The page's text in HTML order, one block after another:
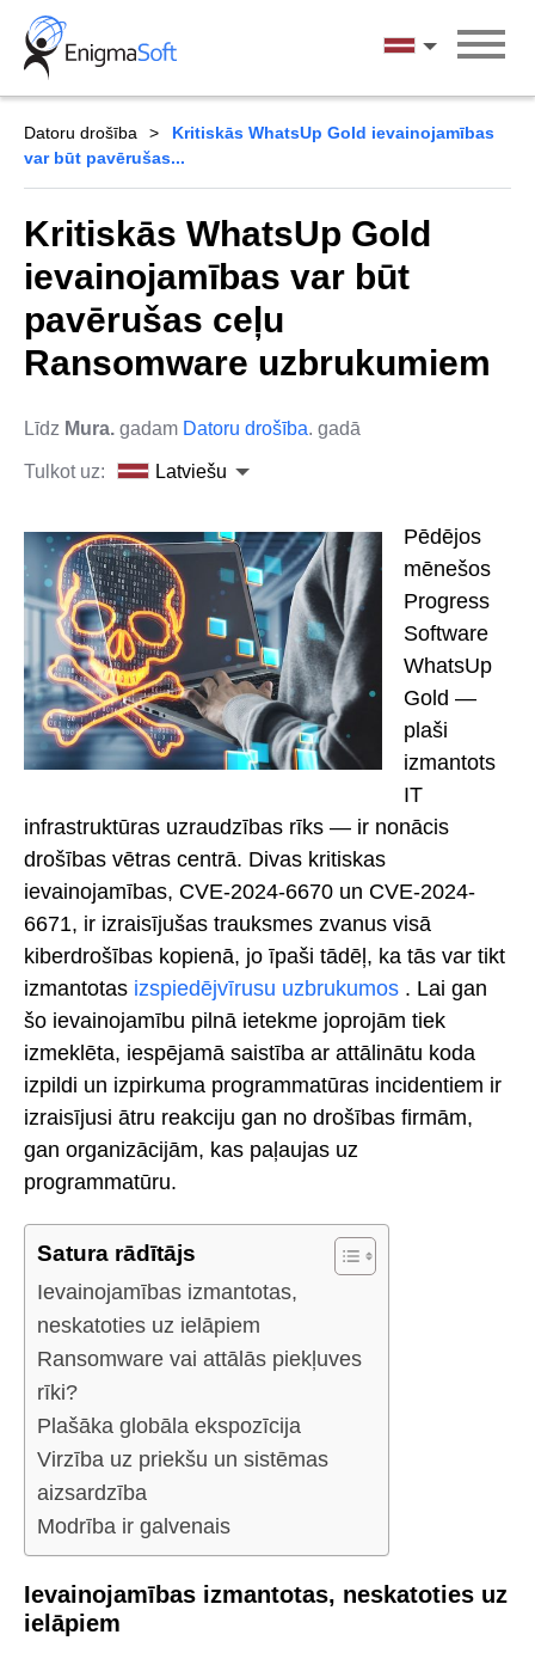
Skip
content
Latviešu
Datoru drošība
Kritiskās WhatsUp Gold ievainojamības
var būt pavērušas...
Kritiskās WhatsUp Gold
ievainojamības var būt
pavērušas ceļu
Ransomware uzbrukumiem
Līdz Mura. gadam Datoru drošība. gadā
Tulkot uz: Latviešu
Pēdējos
mēnešos
Progress
Software
WhatsUp
Gold —
plaši
izmantots
IT
infrastruktūras uzraudzības rīks — ir nonācis
drošības vētras centrā. Divas kritiskas
ievainojamības, CVE-2024-6670 un CVE-2024-
6671, ir izraisījušas trauksmes zvanus visā
kiberdrošības kopienā, jo īpaši tādēļ, ka tās var tikt
izmantotas izspiedējvīrusu uzbrukumos . Lai gan
šo ievainojamību pilnā ietekme joprojām tiek
izmeklēta, iespējamā saistība ar attālinātu koda
izpildi un izpirkuma programmatūras incidentiem ir
izraisījusi ātru reakciju gan no drošības firmām,
gan organizācijām, kas paļaujas uz
programmatūru.
Satura rādītājs
Ievainojamības izmantotas,
neskatoties uz ielāpiem
Ransomware vai attālās piekļuves
rīki?
Plašāka globāla ekspozīcija
Virzība uz priekšu un sistēmas
aizsardzība
Modrība ir galvenais
Ievainojamības izmantotas, neskatoties uz
ielāpiem